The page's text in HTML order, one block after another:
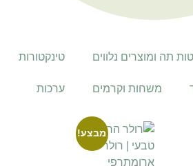
תה ומוצרים נלווים טינקטורות
משחות וקרמים ערכות
מבצע!